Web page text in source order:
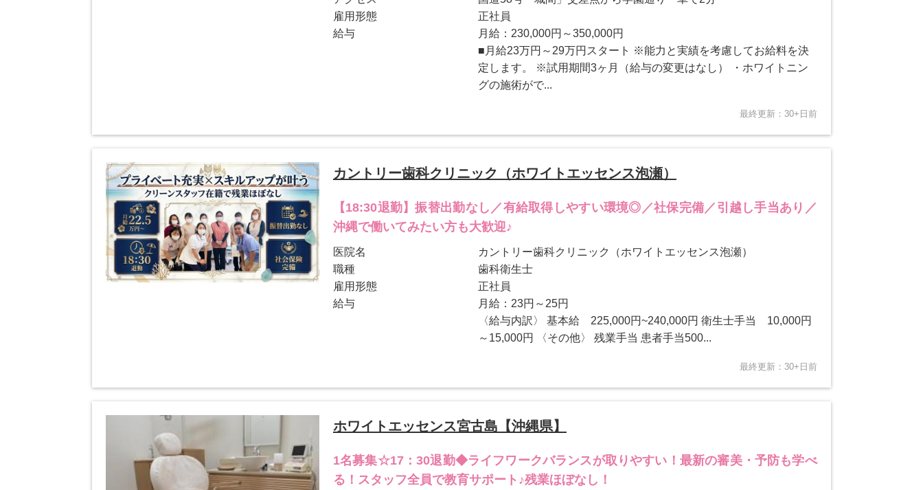
雇用形態
正社員
給与
月給：230,000円～350,000円
■月給23万円～29万円スタート ※能力と実績を考慮してお給料を決
定します。 ※試用期間3ヶ月（給与の変更はなし） ・ホワイトニン
グの施術がで...
最終更新：30+日前
カントリー歯科クリニック（ホワイトエッセンス泡瀬）
【18:30退勤】振替出勤なし／有給取得しやすい環境◎／社保完備／引越し手当あり／
沖縄で働いてみたい方も大歓迎♪
医院名
カントリー歯科クリニック（ホワイトエッセンス泡瀬）
職種
歯科衛生士
雇用形態
正社員
給与
月給：23円～25円
〈給与内訳〉 基本給 225,000円~240,000円 衛生士手当 10,000円
～15,000円 〈その他〉 残業手当 患者手当500...
最終更新：30+日前
ホワイトエッセンス宮古島【沖縄県】
1名募集☆17：30退勤◆ライフワークバランスが取りやすい！最新の審美・予防も学べ
る！スタッフ全員で教育サポート♪残業ほぼなし！